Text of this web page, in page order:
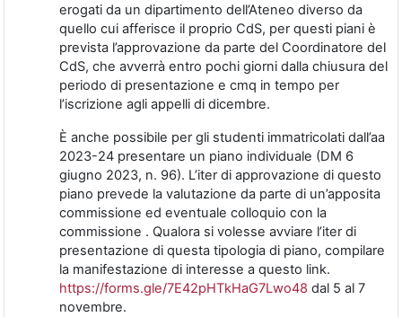
erogati da un dipartimento dell’Ateneo diverso da
quello cui afferisce il proprio CdS, per questi piani è
prevista l’approvazione da parte del Coordinatore del
CdS, che avverrà entro pochi giorni dalla chiusura del
periodo di presentazione e cmq in tempo per
l’iscrizione agli appelli di dicembre.
È anche possibile per gli studenti immatricolati dall’aa
2023-24 presentare un piano individuale (DM 6
giugno 2023, n. 96). L’iter di approvazione di questo
piano prevede la valutazione da parte di un’apposita
commissione ed eventuale colloquio con la
commissione . Qualora si volesse avviare l’iter di
presentazione di questa tipologia di piano, compilare
la manifestazione di interesse a questo link.
https://forms.gle/7E42pHTkHaG7Lwo48 dal 5 al 7
novembre.